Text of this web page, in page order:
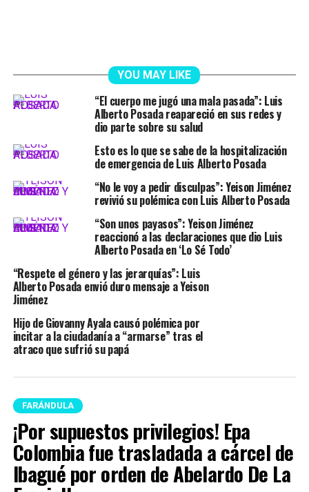
YOU MAY LIKE
“El cuerpo me jugó una mala pasada”: Luis
Alberto Posada reapareció en sus redes y
dio parte sobre su salud
Esto es lo que se sabe de la hospitalización
de emergencia de Luis Alberto Posada
“No le voy a pedir disculpas”: Yeison Jiménez
revivió su polémica con Luis Alberto Posada
“Son unos payasos”: Yeison Jiménez
reaccionó a las declaraciones que dio Luis
Alberto Posada en ‘Lo Sé Todo’
“Respete el género y las jerarquías”: Luis
Alberto Posada envió duro mensaje a Yeison
Jiménez
Hijo de Giovanny Ayala causó polémica por
incitar a la ciudadanía a “armarse” tras el
atraco que sufrió su papá
FARÁNDULA
¡Por supuestos privilegios! Epa
Colombia fue trasladada a cárcel de
Ibagué por orden de Abelardo De La